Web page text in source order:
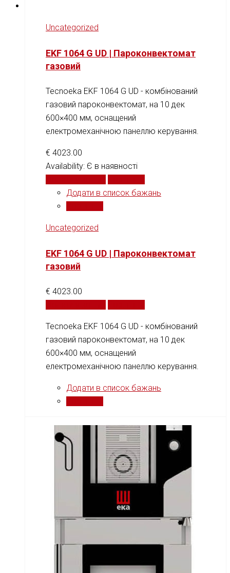
Uncategorized
EKF 1064 G UD | Пароконвектомат
газовий
Tecnoeka EKF 1064 G UD - комбінований
газовий пароконвектомат, на 10 дек
600×400 мм, оснащений
електромеханічною панеллю керування.
€ 4023.00
Availability: Є в наявності
Додати в список бажань
Uncategorized
EKF 1064 G UD | Пароконвектомат
газовий
€ 4023.00
Tecnoeka EKF 1064 G UD - комбінований
газовий пароконвектомат, на 10 дек
600×400 мм, оснащений
електромеханічною панеллю керування.
Додати в список бажань